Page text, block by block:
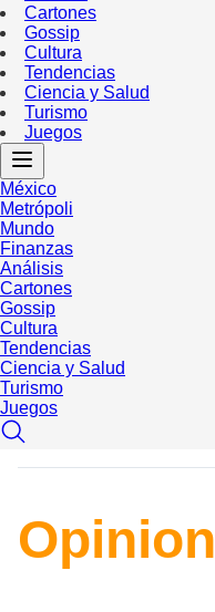
Cartones
Gossip
Cultura
Tendencias
Ciencia y Salud
Turismo
Juegos
México
Metrópoli
Mundo
Finanzas
Análisis
Cartones
Gossip
Cultura
Tendencias
Ciencia y Salud
Turismo
Juegos
Opinion